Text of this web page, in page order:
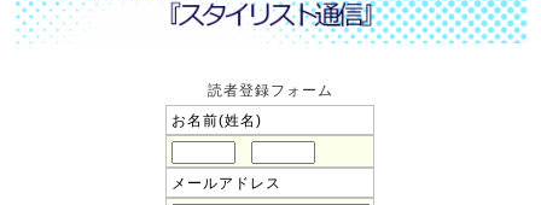
読者登録フォーム
お名前(姓名)
メールアドレス